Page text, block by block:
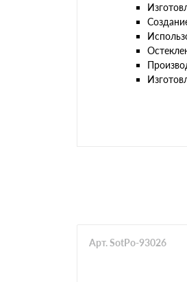
Арт. SotPo-93026